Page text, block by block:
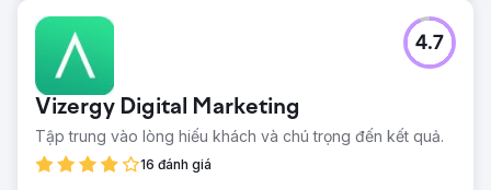
Vizergy Digital Marketing
Tập trung vào lòng hiếu khách và chú trọng đến kết quả.
16 đánh giá
4.7